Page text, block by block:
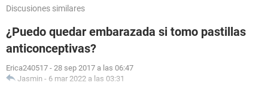
Discusiones similares
¿Puedo quedar embarazada si tomo pastillas
anticonceptivas?
Erica240517 - 28 sep 2017 a las 06:47
Jasmin - 6 mar 2022 a las 03:31